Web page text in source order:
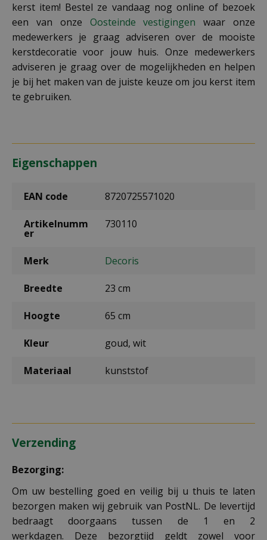
kerst item! Bestel ze vandaag nog online of bezoek
een van onze Oosteinde vestigingen waar onze
medewerkers je graag adviseren over de mooiste
kerstdecoratie voor jouw huis. Onze medewerkers
adviseren je graag over de mogelijkheden en helpen
je bij het maken van de juiste keuze om jou kerst item
te gebruiken.
Eigenschappen
EAN code 8720725571020
Artikelnumm
er
730110
Merk Decoris
Breedte 23 cm
Hoogte 65 cm
Kleur goud, wit
Materiaal kunststof
Verzending
Bezorging:
Om uw bestelling goed en veilig bij u thuis te laten
bezorgen maken wij gebruik van PostNL. De levertijd
bedraagt doorgaans tussen de 1 en 2
werkdagen. Deze bezorgtijd geldt zowel voor